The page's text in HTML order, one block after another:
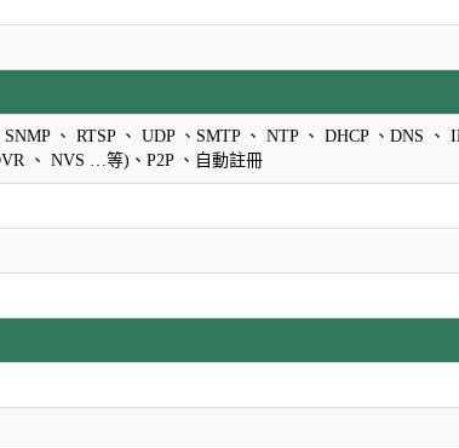
、 RTSP 、 UDP 、SMTP 、 NTP 、 DHCP 、DNS 、
、 NVS …等)、P2P 、自動註冊